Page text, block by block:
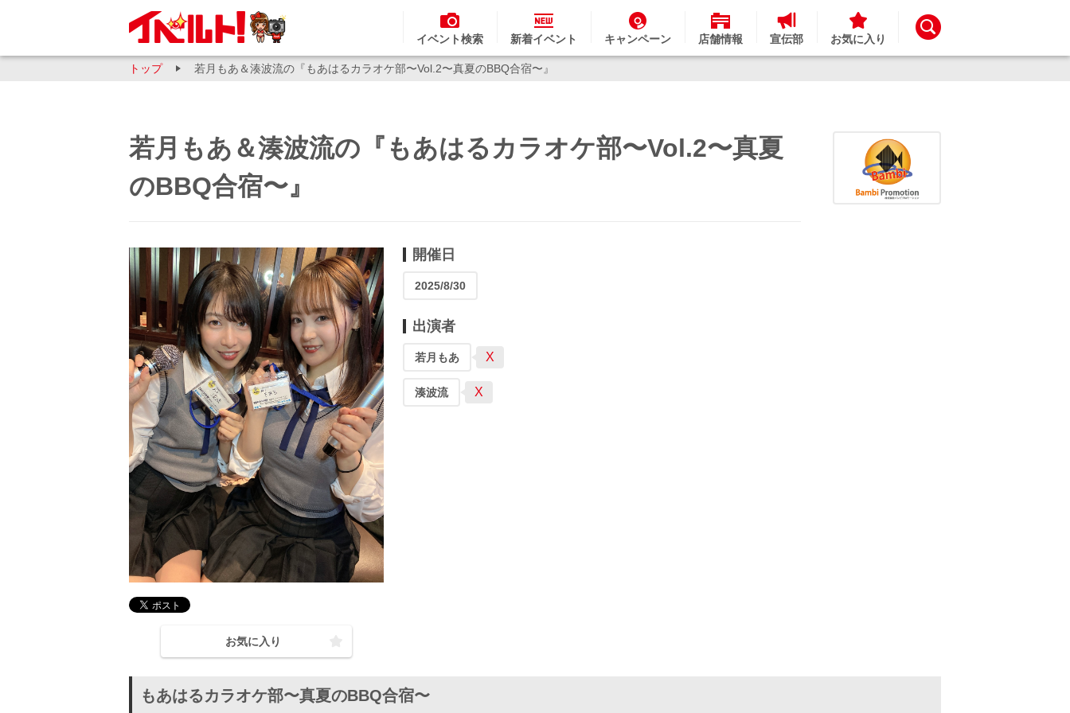
イベント検索 新着イベント キャンペーン 店舗情報 宣伝部 お気に入り
トップ 若月もあ＆湊波流の『もあはるカラオケ部〜Vol.2〜真夏のBBQ合宿〜』
若月もあ＆湊波流の『もあはるカラオケ部〜Vol.2〜真夏
のBBQ合宿〜』
お気に入り
開催日
2025/8/30
出演者
若月もあ X
湊波流 X
もあはるカラオケ部〜真夏のBBQ合宿〜